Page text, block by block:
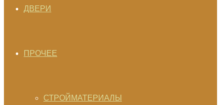
ДВЕРИ
ПРОЧЕЕ
СТРОЙМАТЕРИАЛЫ